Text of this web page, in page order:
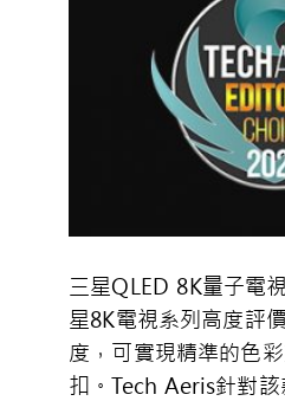
三星QLED 8K量子電視
星8K電視系列高度評價
度，可實現精準的色彩
扣。Tech Aeris針對